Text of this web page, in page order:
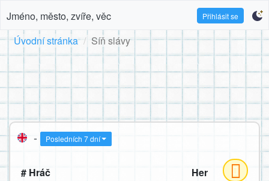
Jméno, město, zvíře, věc Přihlásit se
Úvodní stránka Síň slávy
- Posledních 7 dní
# Hráč
Her